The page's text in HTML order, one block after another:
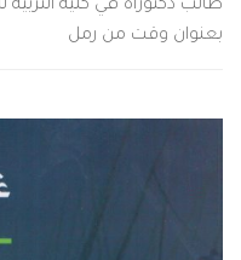
طالب دكتوراه في كلية التربية
بعنوان وقت من رمل